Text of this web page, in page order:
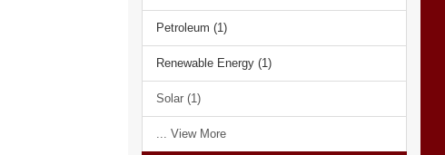
Petroleum (1)
Renewable Energy (1)
Solar (1)
... View More